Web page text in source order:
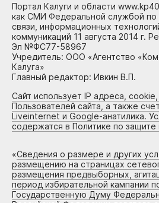
Портал Калуги и области
как СМИ Федеральной службой по
связи, информационных
коммуникаций 11 августа 2014 г.
Эл №ФС77-58967
Учредитель: ООО «Агентство
Калуга»
Главный редактор: Ивкин В.П.
Сайт использует IP адреса,
Пользователей сайта, а также
Liveinternet и Google-анатилика.
содержатся в Политике по
«Сведения о размере и других
размещению на страницах
размещения предвыборных,
период избирательной кампании
Государственную Думу